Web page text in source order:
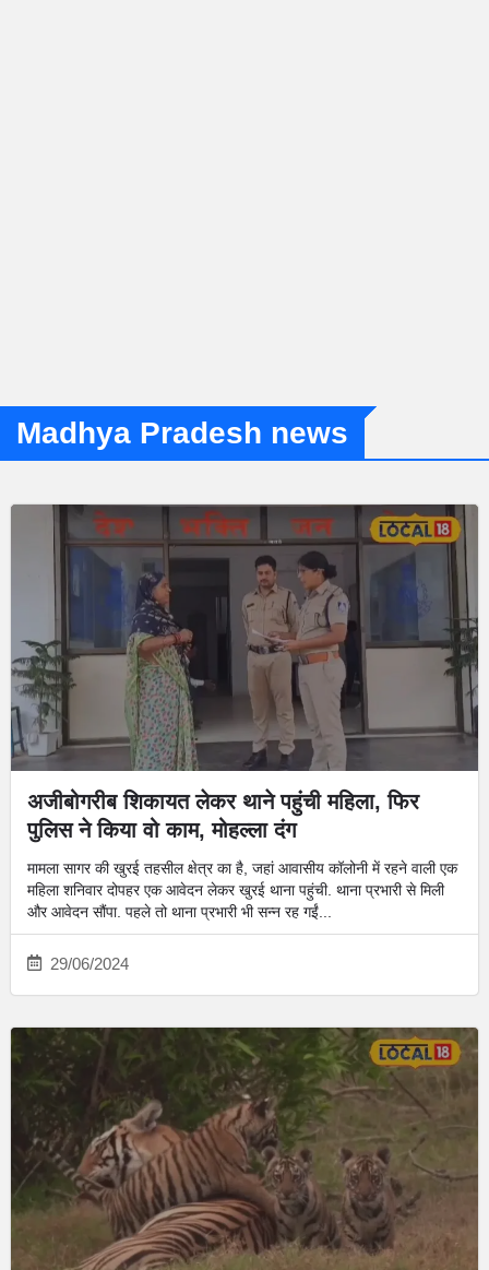
Madhya Pradesh news
अजीबोगरीब शिकायत लेकर थाने पहुंची महिला, फिर
पुलिस ने किया वो काम, मोहल्ला दंग
29/06/2024
मामला सागर की खुरई तहसील क्षेत्र का है, जहां आवासीय कॉलोनी में रहने वाली एक
महिला शनिवार दोपहर एक आवेदन लेकर खुरई थाना पहुंची. थाना प्रभारी से मिली
और आवेदन सौंपा. पहले तो थाना प्रभारी भी सन्न रह गईं...